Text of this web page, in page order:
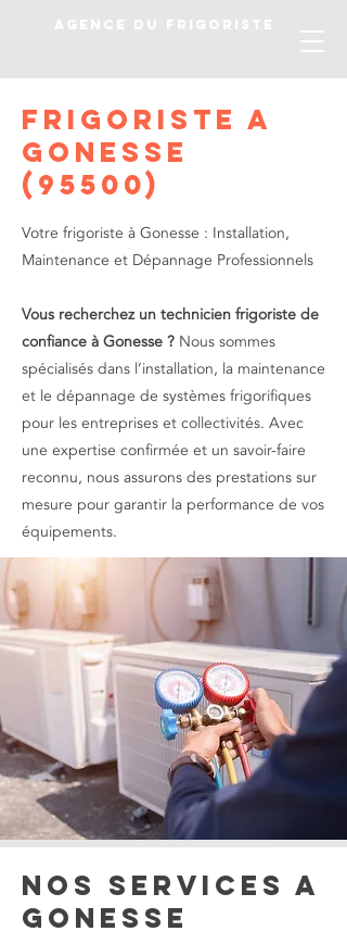
AGENCE DU FRIGORISTE
Frigoriste a
Gonesse
(95500)
Votre frigoriste à Gonesse : Installation,
Maintenance et Dépannage Professionnels
Vous recherchez un technicien frigoriste de
confiance à Gonesse ? Nous sommes
spécialisés dans l’installation, la maintenance
et le dépannage de systèmes frigorifiques
pour les entreprises et collectivités. Avec
une expertise confirmée et un savoir-faire
reconnu, nous assurons des prestations sur
mesure pour garantir la performance de vos
équipements.
Nos services a
Gonesse